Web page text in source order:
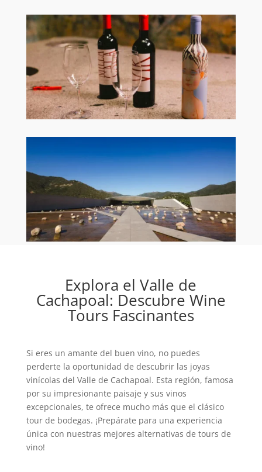
Explora el Valle de
Cachapoal: Descubre Wine
Tours Fascinantes
Si eres un amante del buen vino, no puedes
perderte la oportunidad de descubrir las joyas
vinícolas del Valle de Cachapoal. Esta región, famosa
por su impresionante paisaje y sus vinos
excepcionales, te ofrece mucho más que el clásico
tour de bodegas. ¡Prepárate para una experiencia
única con nuestras mejores alternativas de tours de
vino!